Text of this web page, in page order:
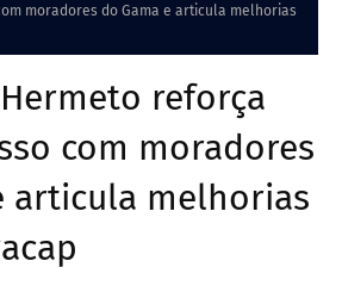
moradores do Gama e articula melhorias
reforça
com moradores
articula melhorias